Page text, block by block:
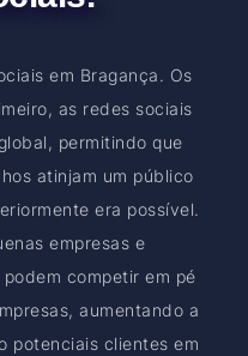
em Bragança. Os
as redes sociais
permitindo que
atinjam um público
era possível.
empresas e
competir em pé
aumentando a
potenciais clientes em